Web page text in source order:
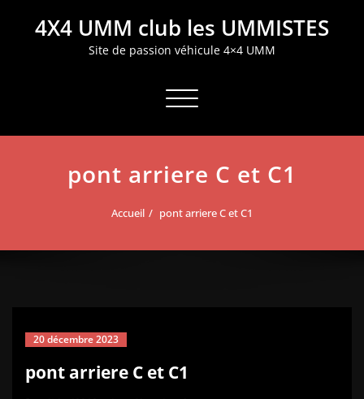
4X4 UMM club les UMMISTES
Site de passion véhicule 4×4 UMM
Afficher/masquer la navigation
pont arriere C et C1
Accueil pont arriere C et C1
20 décembre 2023
pont arriere C et C1